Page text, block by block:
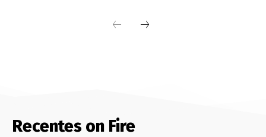
Recentes on Fire